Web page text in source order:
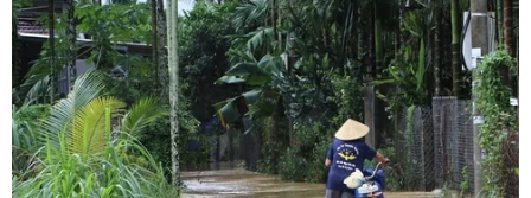
Điểm chuẩn Trường Đại học Thương
mại dao động từ 21,5 đến 26,5 điểm
09/08/2026 08:02